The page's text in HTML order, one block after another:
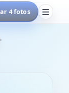
4 fotos